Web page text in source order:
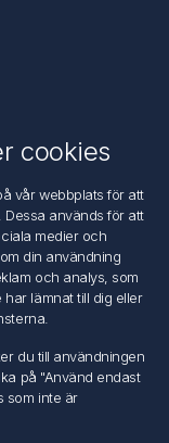
cookies
vår webbplats för att
används för att
medier och
din användning
och analys, som
lämnat till dig eller
du till användningen
på "Använd endast
som inte är